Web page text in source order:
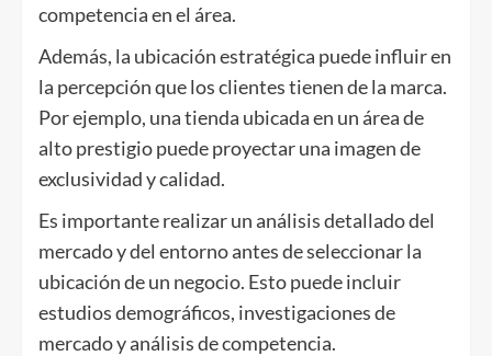
competencia en el área.
Además, la ubicación estratégica puede influir en
la percepción que los clientes tienen de la marca.
Por ejemplo, una tienda ubicada en un área de
alto prestigio puede proyectar una imagen de
exclusividad y calidad.
Es importante realizar un análisis detallado del
mercado y del entorno antes de seleccionar la
ubicación de un negocio. Esto puede incluir
estudios demográficos, investigaciones de
mercado y análisis de competencia.